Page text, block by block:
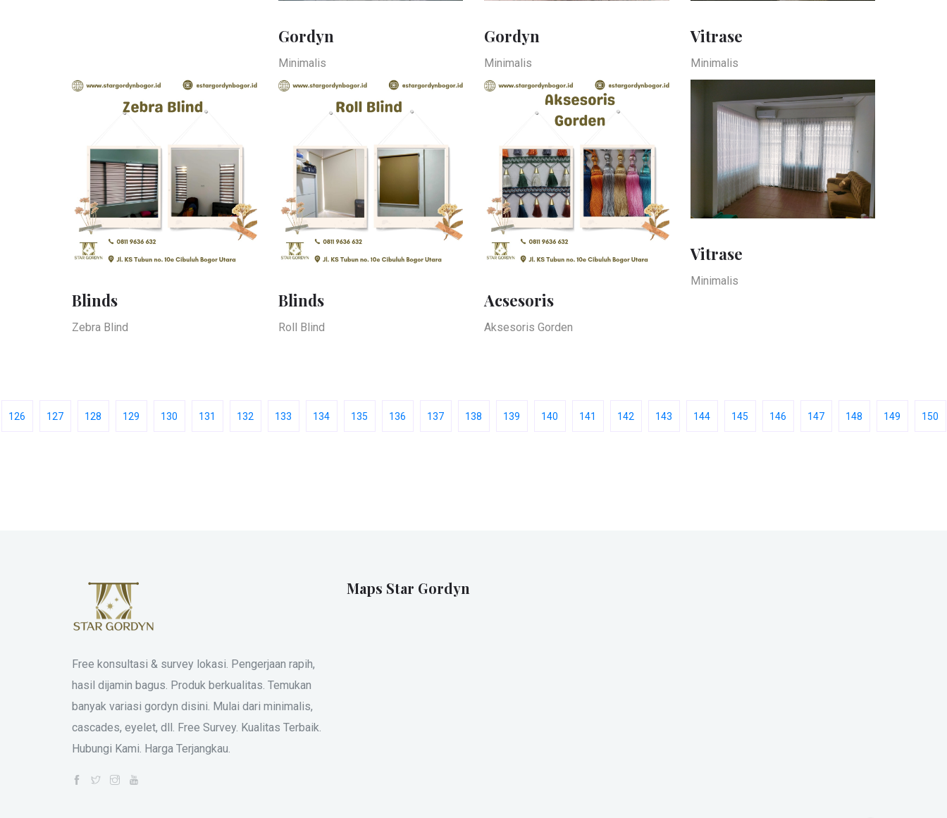
Gordyn
Minimalis
Gordyn
Minimalis
Vitrase
Minimalis
Blinds
Zebra Blind
Blinds
Roll Blind
Acsesoris
Aksesoris Gorden
Vitrase
Minimalis
126 127 128 129 130 131 132 133 134 135 136 137 138 139 140 141 142 143 144 145 146 147 148 149 150
Free konsultasi & survey lokasi. Pengerjaan rapih,
hasil dijamin bagus. Produk berkualitas. Temukan
banyak variasi gordyn disini. Mulai dari minimalis,
cascades, eyelet, dll. Free Survey. Kualitas Terbaik.
Hubungi Kami. Harga Terjangkau.
Maps Star Gordyn